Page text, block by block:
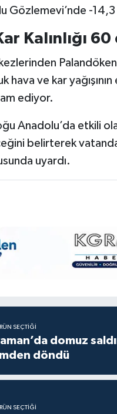
Gözlemevi’nde -14,3
Kalınlığı 60
Palandöken
hava ve kar
ediyor.
Anadolu’da etkili
belirterek
uyardı.
SEÇTIĞI
domuz
döndü
SEÇTIĞI